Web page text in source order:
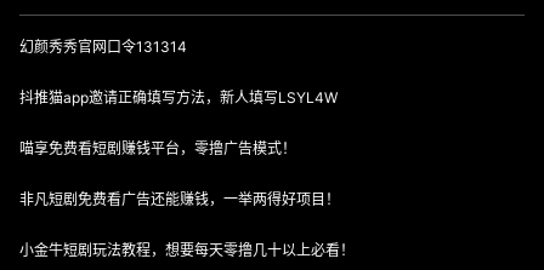
幻颜秀秀官网口令131314
抖推猫app邀请正确填写方法，新人填写LSYL4W
喵享免费看短剧赚钱平台，零撸广告模式！
非凡短剧免费看广告还能赚钱，一举两得好项目！
小金牛短剧玩法教程，想要每天零撸几十以上必看！